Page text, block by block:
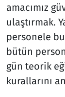
amacımız
ulaştırmak.
personele
bütün
gün teorik
kurallarını